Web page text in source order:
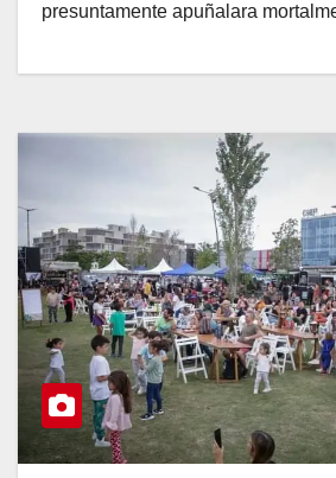
presuntamente apuñalara